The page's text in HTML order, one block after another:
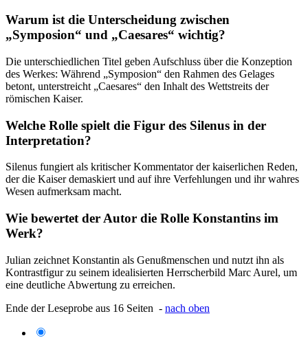
Warum ist die Unterscheidung zwischen
„Symposion“ und „Caesares“ wichtig?
Die unterschiedlichen Titel geben Aufschluss über die Konzeption
des Werkes: Während „Symposion“ den Rahmen des Gelages
betont, unterstreicht „Caesares“ den Inhalt des Wettstreits der
römischen Kaiser.
Welche Rolle spielt die Figur des Silenus in der
Interpretation?
Silenus fungiert als kritischer Kommentator der kaiserlichen Reden,
der die Kaiser demaskiert und auf ihre Verfehlungen und ihr wahres
Wesen aufmerksam macht.
Wie bewertet der Autor die Rolle Konstantins im
Werk?
Julian zeichnet Konstantin als Genußmenschen und nutzt ihn als
Kontrastfigur zu seinem idealisierten Herrscherbild Marc Aurel, um
eine deutliche Abwertung zu erreichen.
Ende der Leseprobe aus 16 Seiten - nach oben